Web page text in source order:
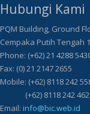
Hubungi Kami
PQM Building, Ground
Cempaka Putih Tengah
Phone: (+62) 21 4288
Fax: (0) 21 2147 2655
Mobile: (+62) 8118 242
(+62) 8118 242 462
Email: info@bic.web.id